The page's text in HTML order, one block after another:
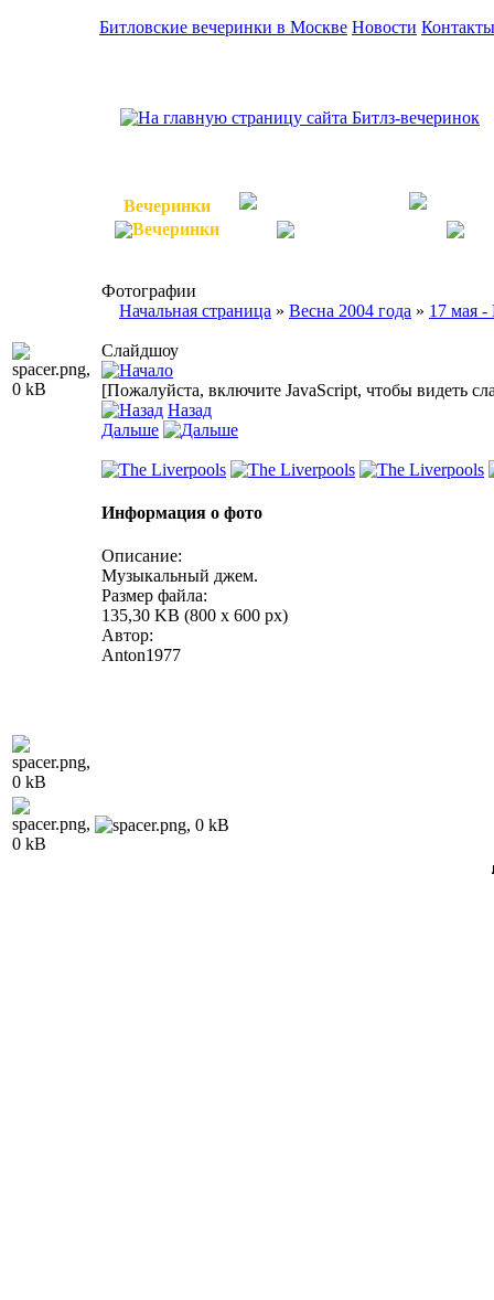
Битловские вечеринки в Москве Новости Контакты
Вечеринки
Фотографии
Начальная страница » Весна 2004 года » 17 мая -
Слайдшоу
[Пожалуйста, включите JavaScript, чтобы видеть
Назад
Дальше
Информация о фото
Описание:
Музыкальный джем.
Размер файла:
135,30 KB (800 x 600 px)
Автор:
Anton1977